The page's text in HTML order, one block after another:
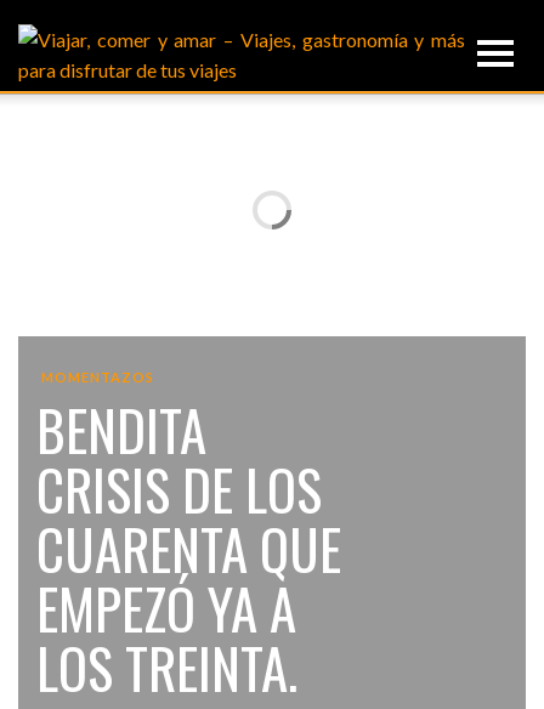
MOMENTAZOS
BENDITA
CRISIS DE LOS
CUARENTA QUE
EMPEZÓ YA A
LOS TREINTA.